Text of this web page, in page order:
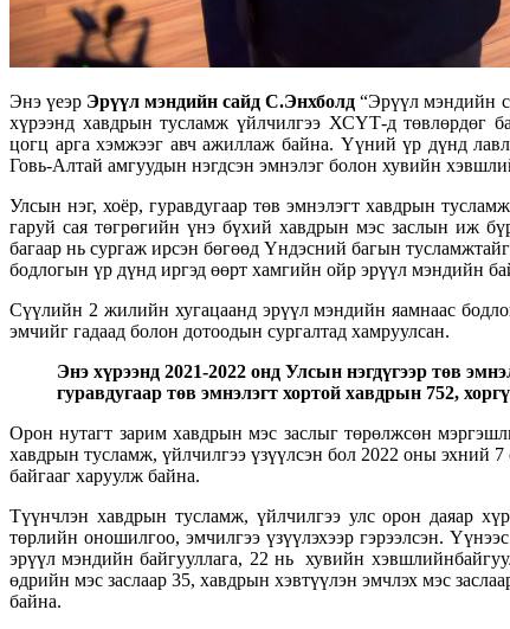
Энэ үеэр Эрүүл мэндийн сайд С.Энхболд “Эрүүл мэндийн
хүрээнд хавдрын тусламж үйлчилгээ ХСҮТ-д төвлөрдөг
цогц арга хэмжээг авч ажиллаж байна. Үүний үр дүнд
Говь-Алтай амгуудын нэгдсэн эмнэлэг болон хувийн
Улсын нэг, хоёр, гуравдугаар төв эмнэлэгт хавдрын
гаруй сая төгрөгийн үнэ бүхий хавдрын мэс заслын иж
багаар нь сургаж ирсэн бөгөөд Үндэсний багын
бодлогын үр дүнд иргэд өөрт хамгийн ойр эрүүл мэндийн
Сүүлийн 2 жилийн хугацаанд эрүүл мэндийн яамнаас
эмчийг гадаад болон дотоодын сургалтад хамруулсан.
Энэ хүрээнд 2021-2022 онд Улсын нэгдүгээр төв
гуравдугаар төв эмнэлэгт хортой хавдрын 752,
Орон нутагт зарим хавдрын мэс заслыг төрөлжсөн
хавдрын тусламж, үйлчилгээ үзүүлсэн бол 2022 оны эхний
байгааг харуулж байна.
Түүнчлэн хавдрын тусламж, үйлчилгээ улс орон даяар
төрлийн оношилгоо, эмчилгээ үзүүлэхээр гэрээлсэн.
эрүүл мэндийн байгууллага, 22 нь хувийн
өдрийн мэс заслаар 35, хавдрын хэвтүүлэн эмчлэх мэс
байна.